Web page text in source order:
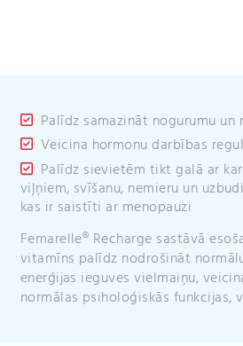
Palīdz samazināt nogurumu un
Veicina hormonu darbības
Palīdz sievietēm tikt galā ar
viļņiem, svīšanu, nemieru un
kas ir saistīti ar menopauzi
Femarelle® Recharge sastāvā
vitamīns palīdz nodrošināt
enerģijas ieguves vielmaiņu,
normālas psiholoģiskās funkcijas,
Produkts paredzēts lietošanai